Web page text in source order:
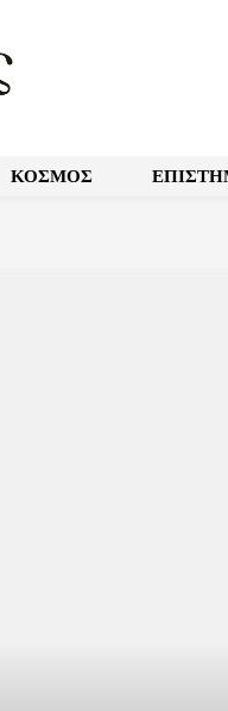
ΚΟΣΜΟΣ